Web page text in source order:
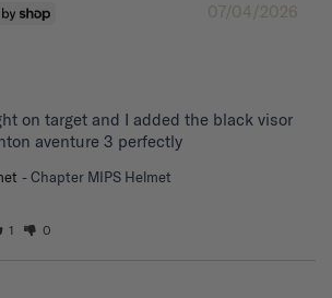
07/04/2026
on target and I added the black visor
aventure 3 perfectly
Chapter MIPS Helmet
1 0